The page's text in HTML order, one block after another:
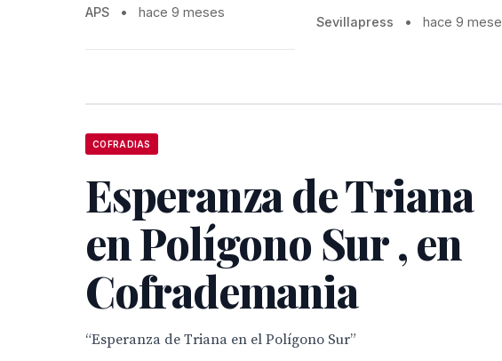
Sevillapress • hace 9
APS • hace 9 meses
COFRADIAS
Esperanza de Triana
en Polígono Sur , en
Cofrademania
“Esperanza de Triana en el Polígono Sur”